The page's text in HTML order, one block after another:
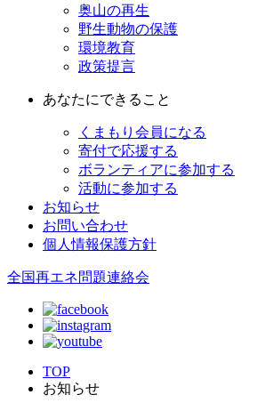
奥山の再生
野生動物の保護
環境教育
政策提言
あなたにできること
くまもり会員になる
寄付で応援する
ボランティアに参加する
活動に参加する
お知らせ
お問い合わせ
個人情報保護方針
全国再エネ問題連絡会
TOP
お知らせ